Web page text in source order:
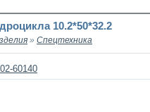
10.2*50*32.2
» Спецтехника
60140